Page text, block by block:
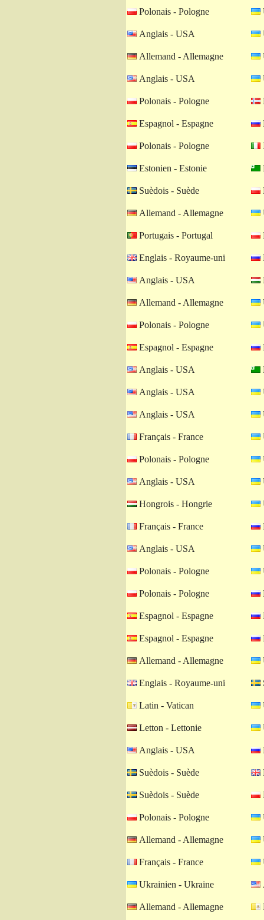
Polonais - Pologne
Anglais - USA
Allemand - Allemagne
Anglais - USA
Polonais - Pologne
Espagnol - Espagne
Polonais - Pologne
Estonien - Estonie
Suèdois - Suède
Allemand - Allemagne
Portugais - Portugal
Englais - Royaume-uni
Anglais - USA
Allemand - Allemagne
Polonais - Pologne
Espagnol - Espagne
Anglais - USA
Anglais - USA
Anglais - USA
Français - France
Polonais - Pologne
Anglais - USA
Hongrois - Hongrie
Français - France
Anglais - USA
Polonais - Pologne
Polonais - Pologne
Espagnol - Espagne
Espagnol - Espagne
Allemand - Allemagne
Englais - Royaume-uni
Latin - Vatican
Letton - Lettonie
Anglais - USA
Suèdois - Suède
Suèdois - Suède
Polonais - Pologne
Allemand - Allemagne
Français - France
Ukrainien - Ukraine
Allemand - Allemagne